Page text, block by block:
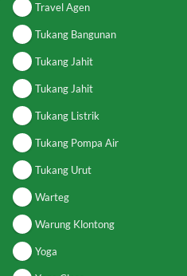
Travel Agen
Tukang Bangunan
Tukang Jahit
Tukang Jahit
Tukang Listrik
Tukang Pompa Air
Tukang Urut
Warteg
Warung Klontong
Yoga